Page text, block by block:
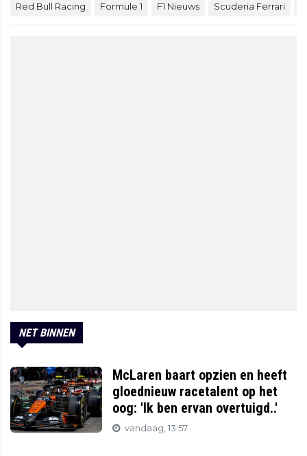
Red Bull Racing Formule 1 F1 Nieuws Scuderia Ferrari
NET BINNEN
McLaren baart opzien en heeft
gloednieuw racetalent op het
oog: 'Ik ben ervan overtuigd..'
vandaag, 13:57